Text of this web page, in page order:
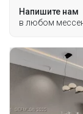
Напишите нам
в любом